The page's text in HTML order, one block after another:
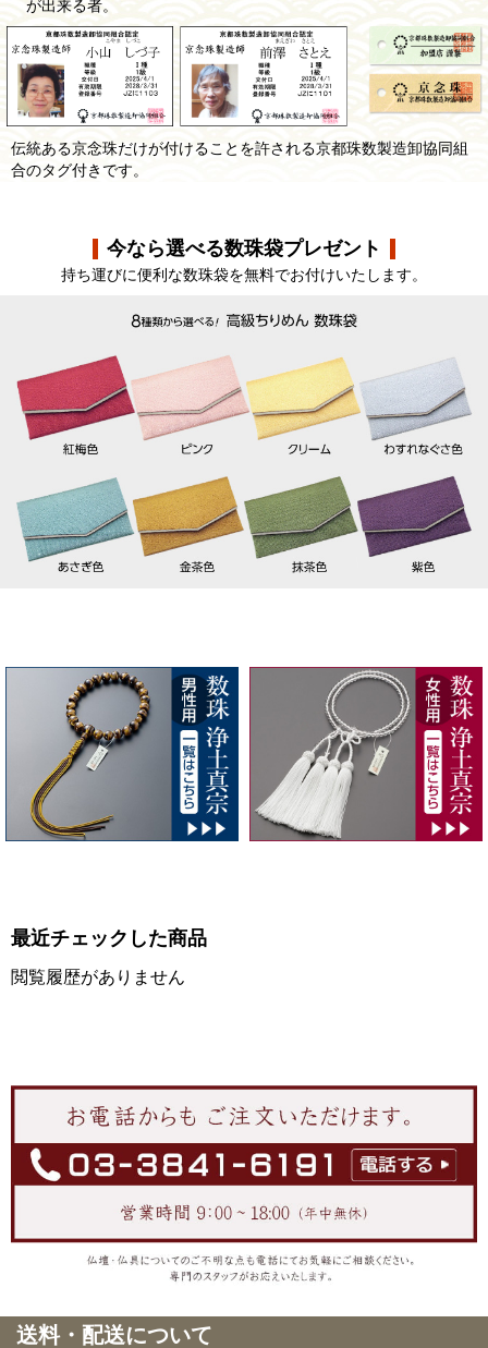
が出来る者。
伝統ある京念珠だけが付けることを許される京都珠数製造卸協同組
合のタグ付きです。
今なら選べる数珠袋プレゼント
持ち運びに便利な数珠袋を無料でお付けいたします。
最近チェックした商品
閲覧履歴がありません
送料・配送について